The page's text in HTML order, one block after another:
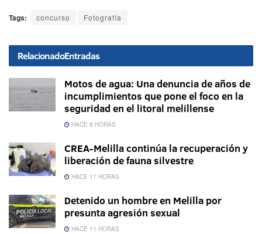
Tags: concurso Fotografía
RelacionadoEntradas
Motos de agua: Una denuncia de años de
incumplimientos que pone el foco en la
seguridad en el litoral melillense
HACE 8 HORAS
CREA-Melilla continúa la recuperación y
liberación de fauna silvestre
HACE 11 HORAS
Detenido un hombre en Melilla por
presunta agresión sexual
HACE 11 HORAS